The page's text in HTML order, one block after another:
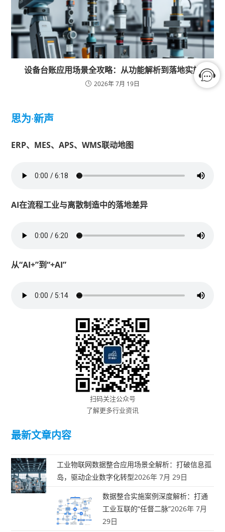
设备台账应用场景全攻略：从功能解析到落地实施
2026年 7月 19日
思为·新声
ERP、MES、APS、WMS联动地图
AI在流程工业与离散制造中的落地差异
从“AI+”到“+AI”
扫码关注公众号
了解更多行业资讯
最新文章内容
工业物联网数据整合应用场景全解析：打破信息孤
岛，驱动企业数字化转型2026年 7月 29日
数据整合实施案例深度解析：打通
工业互联的“任督二脉”2026年 7月
29日